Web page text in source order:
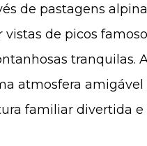
de pastagens
de picos
tranquilas.
atmosfera
familiar divertida